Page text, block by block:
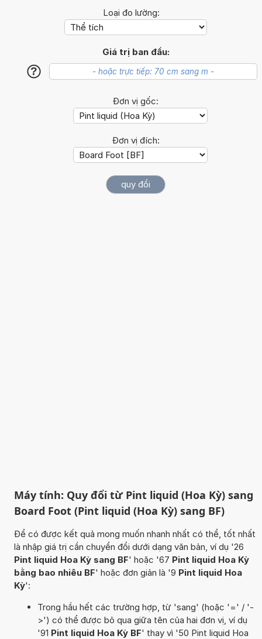
Loại đo lường:
Giá trị ban đầu:
?
Đơn vị gốc:
Đơn vị đích:
Máy tính: Quy đổi từ Pint liquid (Hoa Kỳ) sang
Board Foot (Pint liquid (Hoa Kỳ) sang BF)
Để có được kết quả mong muốn nhanh nhất có thể, tốt nhất
là nhập giá trị cần chuyển đổi dưới dạng văn bản, ví dụ '26
Pint liquid Hoa Kỳ sang BF' hoặc '67 Pint liquid Hoa Kỳ
bằng bao nhiêu BF' hoặc đơn giản là '9 Pint liquid Hoa
Kỳ':
Trong hầu hết các trường hợp, từ 'sang' (hoặc '=' / '-
>') có thể được bỏ qua giữa tên của hai đơn vị, ví dụ
'91 Pint liquid Hoa Kỳ BF' thay vì '50 Pint liquid Hoa